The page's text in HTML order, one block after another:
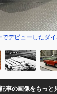
デビューしたダ
事の画像をもっと